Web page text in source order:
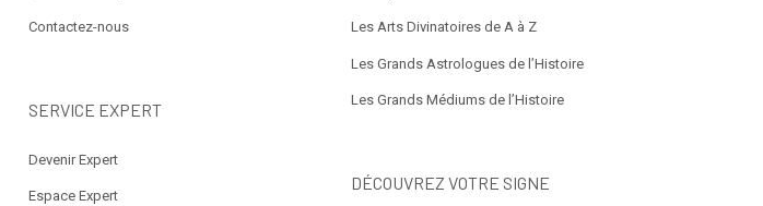
Contactez-nous
SERVICE EXPERT
Devenir Expert
Espace Expert
Les Arts Divinatoires de A à Z
Les Grands Astrologues de l’Histoire
Les Grands Médiums de l’Histoire
DÉCOUVREZ VOTRE SIGNE